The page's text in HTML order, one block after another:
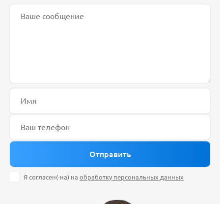
Я согласен(-на) наобработку персональных данных